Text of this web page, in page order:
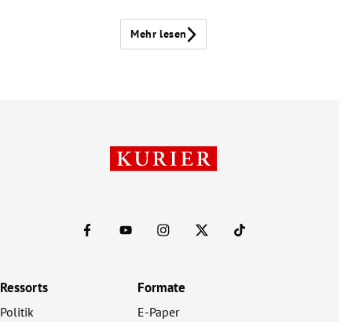
Mehr lesen
Ressorts
Politik
Formate
E-Paper